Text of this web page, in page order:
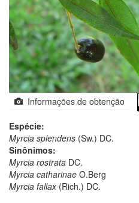
Informações de obtenção
Espécie:
Myrcia splendens (Sw.) DC.
Sinônimos:
Myrcia rostrata DC.
Myrcia catharinae O.Berg
Myrcia fallax(Rich.) DC.